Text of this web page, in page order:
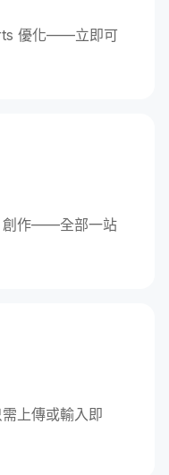
優化——立即可
創作——全部一站
上傳或輸入即